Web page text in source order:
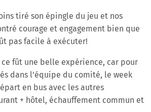
tiré son épingle du jeu et nos
courage et engagement bien que
pas facile à exécuter!
ce fût une belle expérience, car pour
dans l’équipe du comité, le week
en bus avec les autres
+ hôtel, échauffement commun et